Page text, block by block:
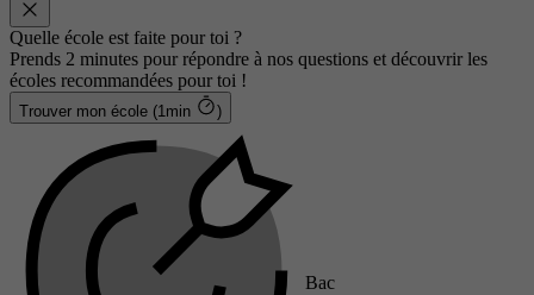
Quelle école est faite pour toi ?
Prends 2 minutes pour répondre à nos questions et découvrir les
écoles recommandées pour toi !
Trouver mon école (1min )
Bac